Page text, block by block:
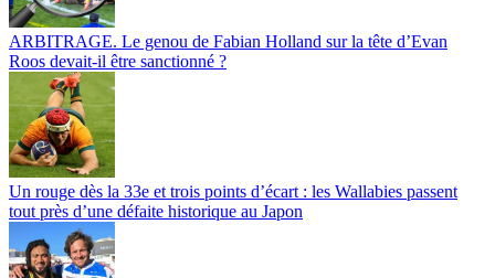
ARBITRAGE. Le genou de Fabian Holland sur la tête d’Evan
Roos devait-il être sanctionné ?
Un rouge dès la 33e et trois points d’écart : les Wallabies passent
tout près d’une défaite historique au Japon